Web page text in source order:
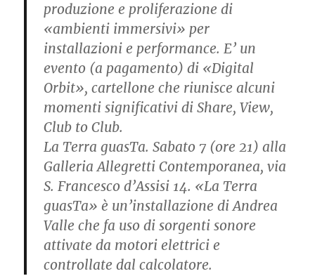
produzione e proliferazione di
«ambienti immersivi» per
installazioni e performance. E’ un
evento (a pagamento) di «Digital
Orbit», cartellone che riunisce alcuni
momenti significativi di Share, View,
Club to Club.
La Terra guasTa. Sabato 7 (ore 21) alla
Galleria Allegretti Contemporanea, via
S. Francesco d’Assisi 14. «La Terra
guasTa» è un’installazione di Andrea
Valle che fa uso di sorgenti sonore
attivate da motori elettrici e
controllate dal calcolatore.